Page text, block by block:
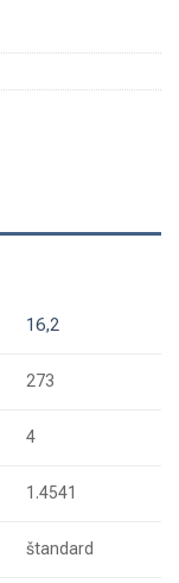
16,2
273
4
1.4541
štandard